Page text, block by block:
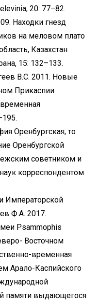
20: 77–82.
Находки гнезд
на меловом плато
Казахстан.
15: 132–133.
B.С. 2011. Новые
Прикаспии
Оренбургская, то
Оренбургской
советником и
корреспондентом
Императорской
Ф.А. 2017.
Psammophis
Восточном
временная
Арало-Каспийского
памяти выдающегося